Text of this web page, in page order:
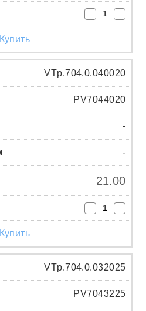
Купить
VTp.704.0.040020
PV7044020
-
-
21.00
Купить
VTp.704.0.032025
PV7043225